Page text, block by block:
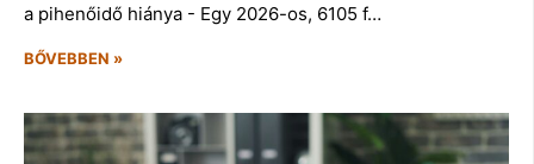
a pihenőidő hiánya - Egy 2026-os, 6105 f…
BŐVEBBEN »